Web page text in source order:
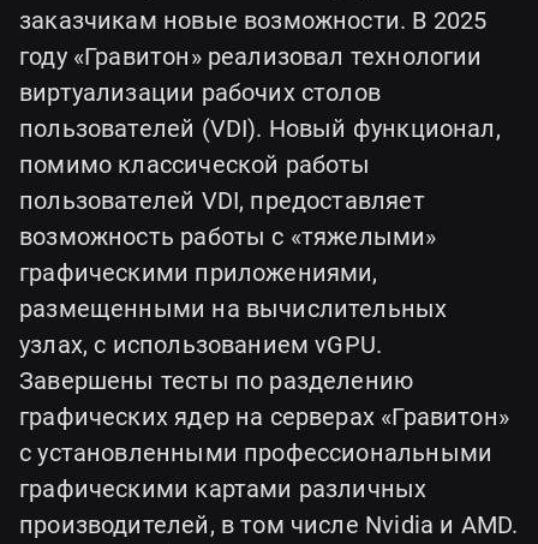
заказчикам новые возможности. В 2025
году «Гравитон» реализовал технологии
виртуализации рабочих столов
пользователей (VDI). Новый функционал,
помимо классической работы
пользователей VDI, предоставляет
возможность работы с «тяжелыми»
графическими приложениями,
размещенными на вычислительных
узлах, с использованием vGPU.
Завершены тесты по разделению
графических ядер на серверах «Гравитон»
с установленными профессиональными
графическими картами различных
производителей, в том числе Nvidia и AMD.